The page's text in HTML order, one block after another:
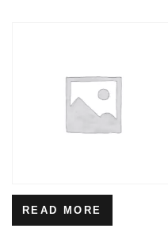
READ MORE